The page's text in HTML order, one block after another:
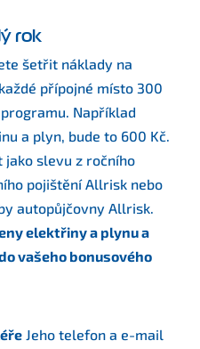
rok
šetřit náklady na
přípojné místo 300
Například
a plyn, bude to 600 Kč.
jako slevu z ročního
pojištění Allrisk nebo
autopůjčovny Allrisk.
elektřiny a plynu a
vašeho bonusového
Jeho telefon a e-mail